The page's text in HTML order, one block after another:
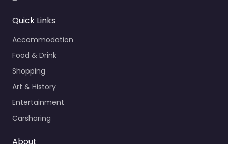
Quick Links
Accommodation
Food & Drink
Shopping
Art & History
Entertainment
Carsharing
About